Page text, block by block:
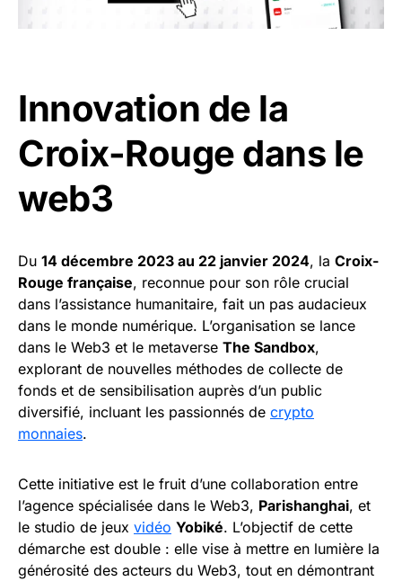
Innovation de la
Croix-Rouge dans le
web3
Du 14 décembre 2023 au 22 janvier 2024, la Croix-
Rouge française, reconnue pour son rôle crucial
dans l’assistance humanitaire, fait un pas audacieux
dans le monde numérique. L’organisation se lance
dans le Web3 et le metaverse The Sandbox,
explorant de nouvelles méthodes de collecte de
fonds et de sensibilisation auprès d’un public
diversifié, incluant les passionnés de crypto
monnaies.
Cette initiative est le fruit d’une collaboration entre
l’agence spécialisée dans le Web3, Parishanghai, et
le studio de jeux vidéo Yobiké. L’objectif de cette
démarche est double : elle vise à mettre en lumière la
générosité des acteurs du Web3, tout en démontrant